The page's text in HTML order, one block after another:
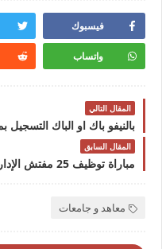
فيسبوك
واتساب
المقال التالي
المقال السابق
معاهد و جامعات